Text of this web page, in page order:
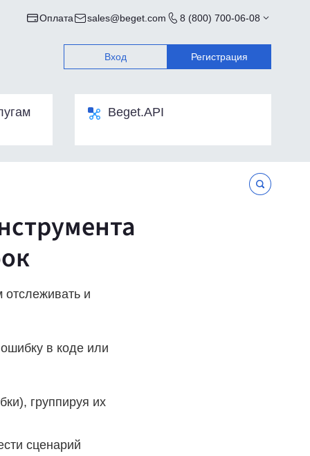
Оплата sales@beget.com 8 (800) 700-06-08
Вход Регистрация
Beget.API
отслеживать и
в коде или
группируя их
сценарий